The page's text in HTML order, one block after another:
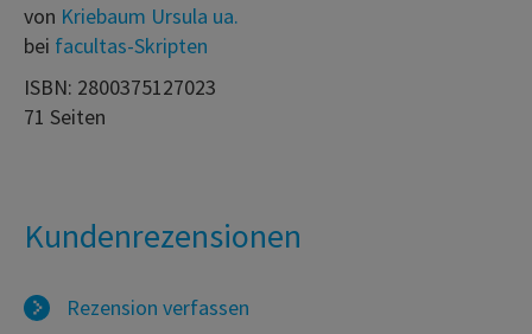
von Kriebaum Ursula ua.
bei facultas-Skripten
ISBN: 2800375127023
71 Seiten
Kundenrezensionen
Rezension verfassen